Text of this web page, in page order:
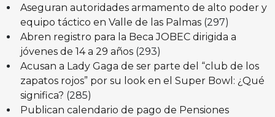
Aseguran autoridades armamento de alto poder y
equipo táctico en Valle de las Palmas (297)
Abren registro para la Beca JOBEC dirigida a
jóvenes de 14 a 29 años (293)
Acusan a Lady Gaga de ser parte del “club de los
zapatos rojos” por su look en el Super Bowl: ¿Qué
significa? (285)
Publican calendario de pago de Pensiones